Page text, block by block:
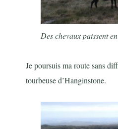
Des chevaux paissent
Je poursuis ma route sans
tourbeuse d’Hanginstone.